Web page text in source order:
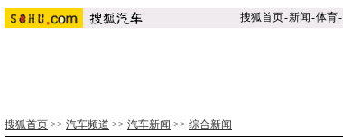
搜狐首页-新闻-体育-
搜狐首页 >> 汽车频道 >> 汽车新闻 >> 综合新闻